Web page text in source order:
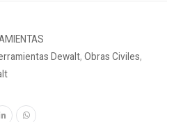
Dewalt, Obras Civiles,